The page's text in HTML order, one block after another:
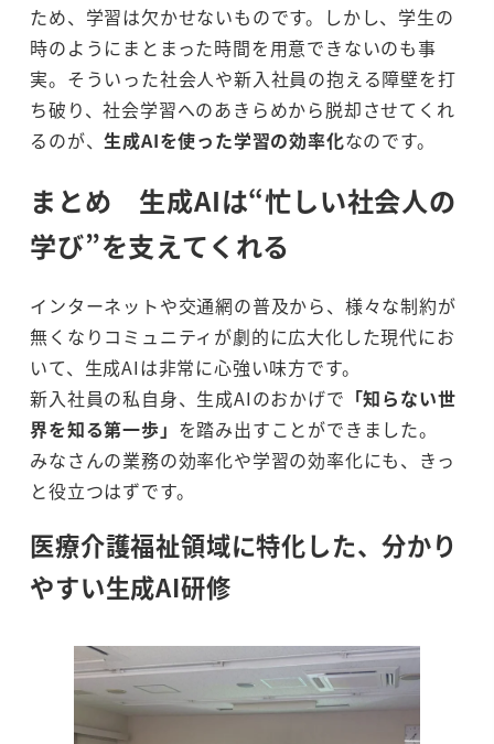
ため、学習は欠かせないものです。しかし、学生の
時のようにまとまった時間を用意できないのも事
実。そういった社会人や新入社員の抱える障壁を打
ち破り、社会学習へのあきらめから脱却させてくれ
るのが、生成AIを使った学習の効率化なのです。
まとめ 生成AIは“忙しい社会人の
学び”を支えてくれる
インターネットや交通網の普及から、様々な制約が
無くなりコミュニティが劇的に広大化した現代にお
いて、生成AIは非常に心強い味方です。
新入社員の私自身、生成AIのおかげで 「知らない世
界を知る第一歩」 を踏み出すことができました。
みなさんの業務の効率化や学習の効率化にも、きっ
と役立つはずです。
医療介護福祉領域に特化した、分かり
やすい生成AI研修